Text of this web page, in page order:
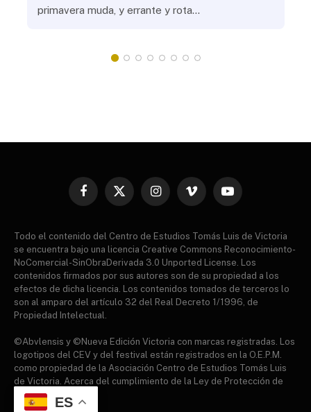
primavera muda, y errante y rota…
Facebook
X
InstagramVimeo YouTube
Todo el contenido del Centro de Estudios Tomás Luis de Victoria
se encuentra bajo una licencia Creative Commons Reconocimiento-
NoComercial-SinObraDerivada 3.0 Unported License. Los
contenidos firmados por sus autores son de su propiedad a los
efectos de dicha licencia. Los contenidos tomados de terceros lo
son al amparo del artículo 32 del Real Decreto 1/1996, de
Propiedad Intelectual.
©Abvlensis y ©Nueva Edición Victoria con marcas registradas. Los
logotipos del CEV y del festival están registrados en la O.E.P.M.
como propiedad de la Asociación Centro de Estudios Tomás Luis
de Victoria. Acerca del cumplimiento de la Ley de Protección de
datos.
ES